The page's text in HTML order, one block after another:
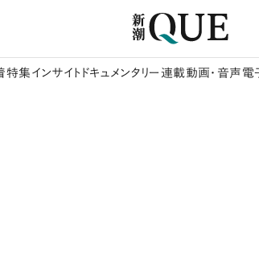
特集 インサイト ドキュメンタリー 連載動画・音声 電